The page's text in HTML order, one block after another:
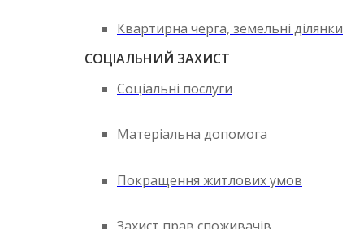
Квартирна черга, земельні ділянки
СОЦІАЛЬНИЙ ЗАХИСТ
Соціальні послуги
Матеріальна допомога
Покращення житлових умов